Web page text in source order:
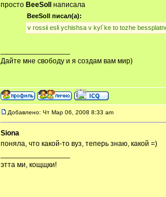
просто BeeSoll написала
BeeSoll писал(а):
v rossii esli ychishsa v kyl`ke to tozhe
Дайте мне свободу и я создам вам мир)
Добавлено: Чт Мар 06, 2008 8:33 am
Siona
поняла, что какой-то вуз, теперь знаю, какой =)
этта ми, кощщки!